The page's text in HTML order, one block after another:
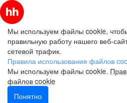
Мы используем файлы cookie,
правильную работу нашего веб-
сетевой трафик.
Правила использования файлов
Мы используем файлы cookie.
файлов cookie
Понятно